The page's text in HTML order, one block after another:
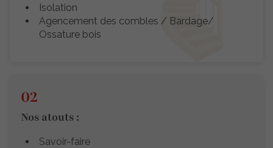
Isolation
Agencement des combles / Bardage/
Ossature bois
Nos atouts :
Savoir-faire